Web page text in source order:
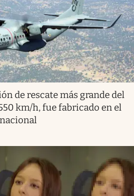
de rescate más grande del
km/h, fue fabricado en el